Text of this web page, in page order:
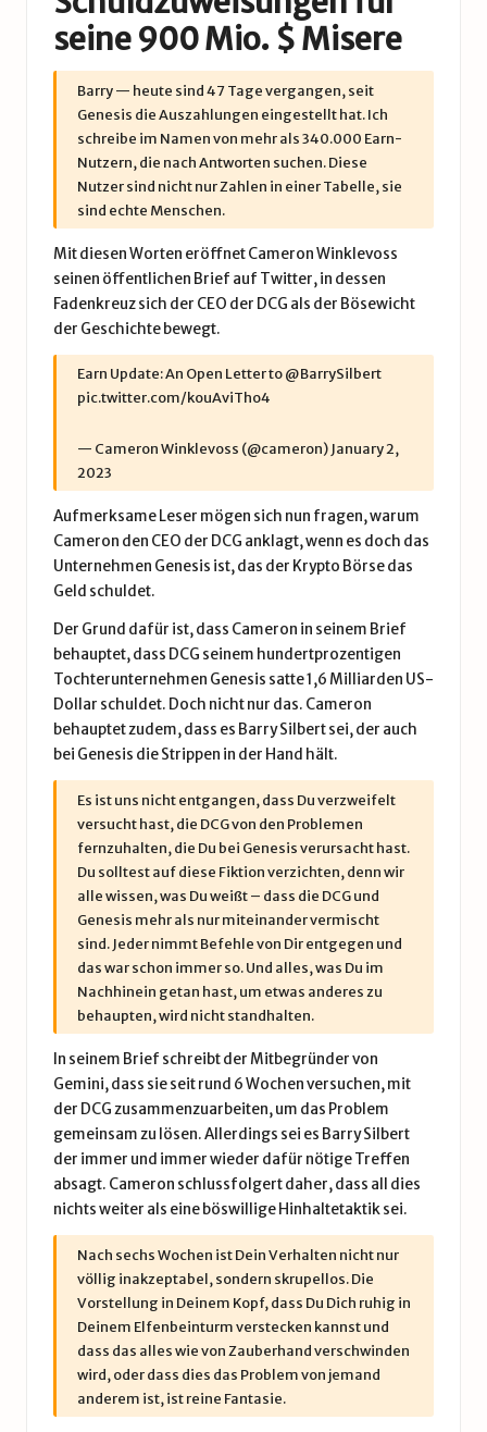
seine 900 Mio. $ Misere
Barry — heute sind 47 Tage vergangen, seit
Genesis die Auszahlungen eingestellt hat. Ich
schreibe im Namen von mehr als 340.000 Earn-
Nutzern, die nach Antworten suchen. Diese
Nutzer sind nicht nur Zahlen in einer Tabelle, sie
sind echte Menschen.
Mit diesen Worten eröffnet Cameron Winklevoss
seinen öffentlichen Brief auf Twitter, in dessen
Fadenkreuz sich der CEO der DCG als der Bösewicht
der Geschichte bewegt.
Earn Update: An Open Letter to@BarrySilbert
pic.twitter.com/kouAviTho4
— Cameron Winklevoss (@cameron) January 2,
2023
Aufmerksame Leser mögen sich nun fragen, warum
Cameron den CEO der DCG anklagt, wenn es doch das
Unternehmen Genesis ist, das der Krypto Börse das
Geld schuldet.
Der Grund dafür ist, dass Cameron in seinem Brief
behauptet, dass DCG seinem hundertprozentigen
Tochterunternehmen Genesis satte 1,6 Milliarden US-
Dollar schuldet. Doch nicht nur das. Cameron
behauptet zudem, dass es Barry Silbert sei, der auch
bei Genesis die Strippen in der Hand hält.
Es ist uns nicht entgangen, dass Du verzweifelt
versucht hast, die DCG von den Problemen
fernzuhalten, die Du bei Genesis verursacht hast.
Du solltest auf diese Fiktion verzichten, denn wir
alle wissen, was Du weißt – dass die DCG und
Genesis mehr als nur miteinander vermischt
sind. Jeder nimmt Befehle von Dir entgegen und
das war schon immer so. Und alles, was Du im
Nachhinein getan hast, um etwas anderes zu
behaupten, wird nicht standhalten.
In seinem Brief schreibt der Mitbegründer von
Gemini, dass sie seit rund 6 Wochen versuchen, mit
der DCG zusammenzuarbeiten, um das Problem
gemeinsam zu lösen. Allerdings sei es Barry Silbert
der immer und immer wieder dafür nötige Treffen
absagt. Cameron schlussfolgert daher, dass all dies
nichts weiter als eine böswillige Hinhaltetaktik sei.
Nach sechs Wochen ist Dein Verhalten nicht nur
völlig inakzeptabel, sondern skrupellos. Die
Vorstellung in Deinem Kopf, dass Du Dich ruhig in
Deinem Elfenbeinturm verstecken kannst und
dass das alles wie von Zauberhand verschwinden
wird, oder dass dies das Problem von jemand
anderem ist, ist reine Fantasie.